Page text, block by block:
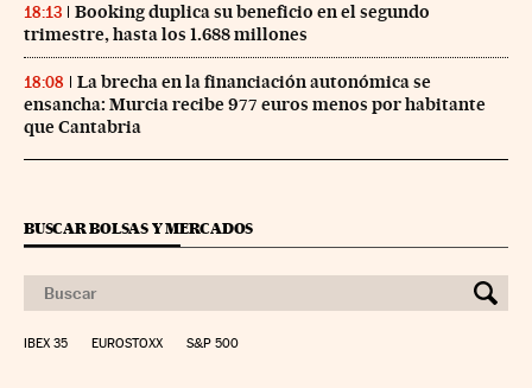
18:13
Booking duplica su beneficio en el segundo
trimestre, hasta los 1.688 millones
18:08
La brecha en la financiación autonómica se
ensancha: Murcia recibe 977 euros menos por habitante
que Cantabria
BUSCAR BOLSAS Y MERCADOS
IBEX 35 EUROSTOXX S&P 500